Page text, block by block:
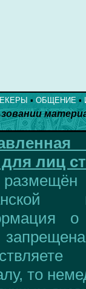
▪ ОБЩЕНИЕ ▪
лиц
то